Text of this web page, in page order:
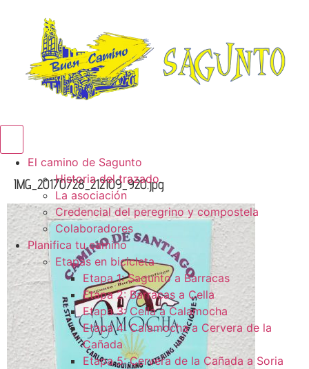
El camino de Sagunto
Historia del trazado
La asociación
Credencial del peregrino y compostela
Colaboradores
Planifica tu camino
Etapas en bicicleta
Etapa 1: Sagunto a Barracas
Etapa 2: Barracas a Cella
Etapa 3: Cella a Calamocha
Etapa 4: Calamocha a Cervera de la
Cañada
Etapa 5: Cervera de la Cañada a Soria
IMG_20170728_212109_920.jpg